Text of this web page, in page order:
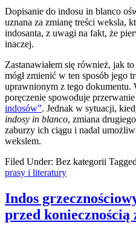
Dopisanie do indosu in blanco
uznana za zmianę treści weksla,
indosanta, z uwagi na fakt, że
inaczej.
Zastanawiałem się również, jak
mógł zmienić w ten sposób jego
uprawnionym z tego dokumentu.
poręczenie spowoduje przerwanie
indosów”. Jednak w sytuacji,
indosy in blanco, zmiana
zaburzy ich ciągu i nadal
wekslem.
Filed Under: Bez kategorii
prasy i literatury
Indos
przed koniecznością